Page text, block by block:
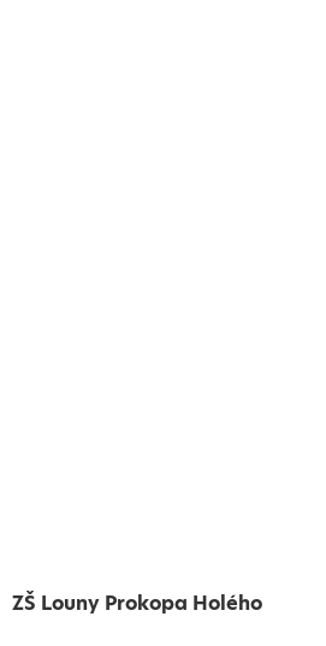
ZŠ Louny Prokopa Holého